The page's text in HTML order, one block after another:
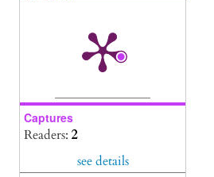
Captures
Readers: 2
see details